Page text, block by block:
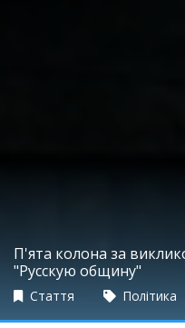
П'ята колона за
"Русскую общину"
Стаття Політика